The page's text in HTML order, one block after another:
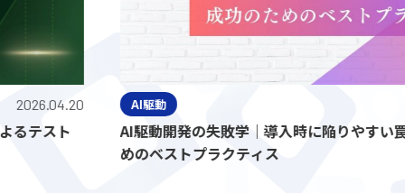
ト
AI駆動
AI駆動開発の失敗学｜導入時に陥りやすい罠と成
めのベストプラクティス